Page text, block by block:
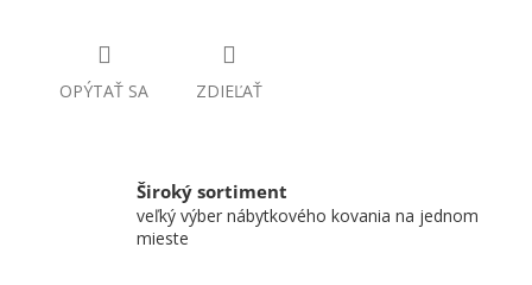
OPÝTAŤ SA ZDIEĽAŤ
Široký sortiment
veľký výber nábytkového kovania na jednom
mieste